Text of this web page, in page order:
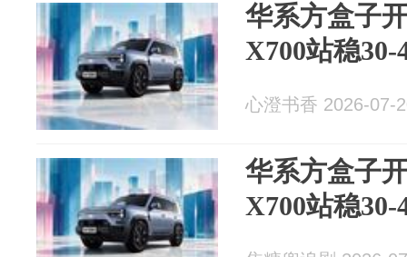
华系方盒子
X700站稳30-
心澄书香 2026-07-
华系方盒子
X700站稳30-